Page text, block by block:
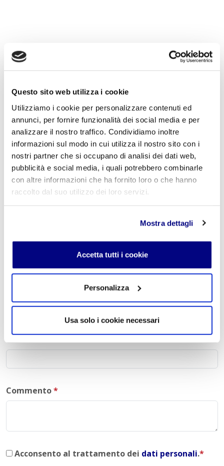
Questo sito web utilizza i cookie
Utilizziamo i cookie per personalizzare contenuti ed
annunci, per fornire funzionalità dei social media e per
analizzare il nostro traffico. Condividiamo inoltre
informazioni sul modo in cui utilizza il nostro sito con i
nostri partner che si occupano di analisi dei dati web,
pubblicità e social media, i quali potrebbero combinarle
con altre informazioni che ha fornito loro o che hanno
raccolto dal suo utilizzo dei loro servizi.
Mostra dettagli
Accetta tutti i cookie
Personalizza
Usa solo i cookie necessari
« Indietro
Istituto Paritario S. Freud – Scuola Privata Milano – Scuola
paritaria: Istituto Tecnico Informatico, Istituto Tecnico
Turismo, Liceo delle Scienze Umane e Liceo Scientifico
Via Accademia, 26/29 Milano – Viale Fulvio Testi, 7 Milano – Tel.
02.29409829
– www.istitutofreud.it
Scuola Superiore Paritaria Milano-Scuola Privata Informatica
Milano
Scuola Privata Turismo Milano-Liceo delle Scienze Umane
indirizzo Economico Sociale Milano
Liceo Scientifico Milano
Contattaci per maggiori informazioni:info@istitutofreud.it
L'indirizzo email non verrà pubblicato. I campi
obbligatori sono contrassegnati con*
Commento*
Acconsento al trattamento dei dati personali.*